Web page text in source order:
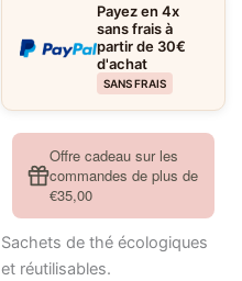
Payez en 4x
sans frais à
partir de 30€
d'achat
SANS FRAIS
Offre cadeau sur les
commandes de plus de
€35,00
Sachets de thé écologiques
et réutilisables.